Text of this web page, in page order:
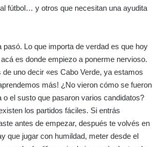
fútbol… y otros que necesitan una ayudita
pasó. Lo que importa de verdad es que hoy
es donde empiezo a ponerme nervioso.
uno decir «es Cabo Verde, ya estamos
más! ¿No vieron cómo se fueron
o el susto que pasaron varios candidatos?
los partidos fáciles. Si entrás
antes de empezar, después te volvés en
que jugar con humildad, meter desde el